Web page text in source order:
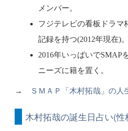
メンバー。
フジテレビの看板ドラマ
記録を持つ(2012年現在)。
2016年いっぱいでSMAP
ニーズに籍を置く。
→ ＳＭＡＰ「木村拓哉」の人
木村拓哉の誕生日占い(